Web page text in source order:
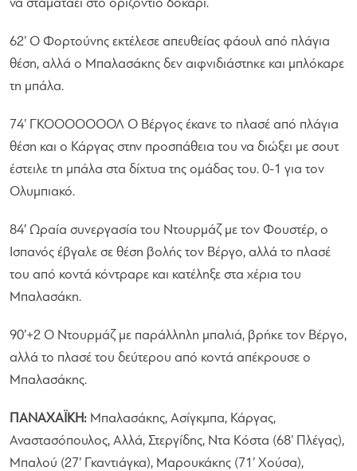
να σταματάει στο οριζόντιο δοκάρι.
62’ Ο Φορτούνης εκτέλεσε απευθείας φάουλ από πλάγια
θέση, αλλά ο Μπαλασάκης δεν αιφνιδιάστηκε και μπλόκαρε
τη μπάλα.
74’ ΓΚΟΟΟΟΟΟΟΛ Ο Βέργος έκανε το πλασέ από πλάγια
θέση και ο Κάργας στην προσπάθεια του να διώξει με σουτ
έστειλε τη μπάλα στα δίχτυα της ομάδας του. 0-1 για τον
Ολυμπιακό.
84′ Ωραία συνεργασία του Ντουρμάζ με τον Φουστέρ, ο
Ισπανός έβγαλε σε θέση βολής τον Βέργο, αλλά το πλασέ
του από κοντά κόντραρε και κατέληξε στα χέρια του
Μπαλασάκη.
90’+2 Ο Ντουρμάζ με παράλληλη μπαλιά, βρήκε τον Βέργο,
αλλά το πλασέ του δεύτερου από κοντά απέκρουσε ο
Μπαλασάκης.
ΠΑΝΑΧΑΪΚΗ: Μπαλασάκης, Ασίγκμπα, Κάργας,
Αναστασόπουλος, Αλλά, Στεργίδης, Ντα Κόστα (68’ Πλέγας),
Μπαλού (27’ Γκαντιάγκα), Μαρουκάκης (71’ Χούσα),